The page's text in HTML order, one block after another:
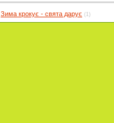
Зима крокує - свята дарує (1)